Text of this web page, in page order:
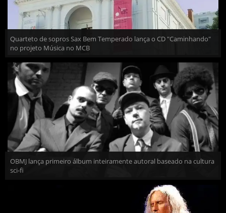
Quarteto de sopros Sax Bem Temperado lança o CD "Caminhando"
no projeto Música no MCB
OBMJ lança primeiro álbum inteiramente autoral baseado na cultura
sci-fi